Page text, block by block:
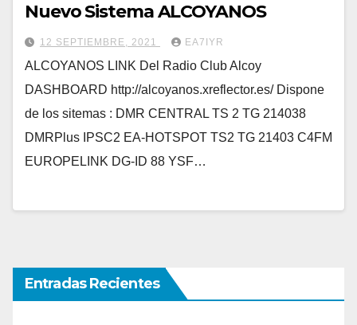
Nuevo Sistema ALCOYANOS
12 SEPTIEMBRE, 2021 EA7IYR
ALCOYANOS LINK Del Radio Club Alcoy
DASHBOARD http://alcoyanos.xreflector.es/ Dispone
de los sitemas : DMR CENTRAL TS 2 TG 214038
DMRPlus IPSC2 EA-HOTSPOT TS2 TG 21403 C4FM
EUROPELINK DG-ID 88 YSF…
Entradas Recientes